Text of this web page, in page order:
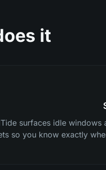
it
surfaces idle windows
so you know exactly